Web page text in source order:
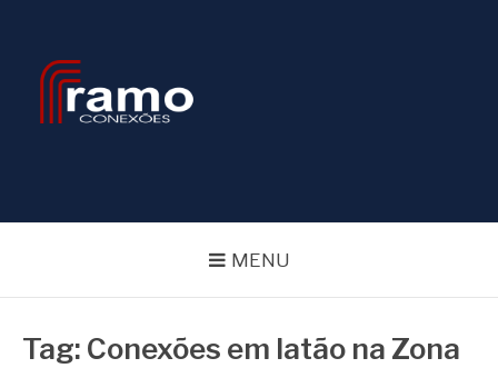
conteúdo
MENU
Tag: Conexões em latão na Zona